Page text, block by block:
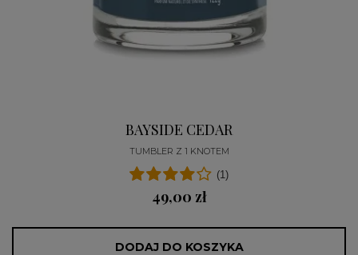
BAYSIDE CEDAR
TUMBLER Z 1 KNOTEM
(1)
49,00 zł
DODAJ DO KOSZYKA